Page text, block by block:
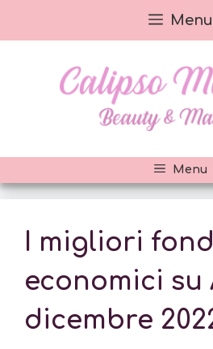
al
Menu
Menu
I migliori
economici su
dicembre